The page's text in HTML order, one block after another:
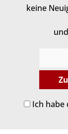
keine
und
Ich habe